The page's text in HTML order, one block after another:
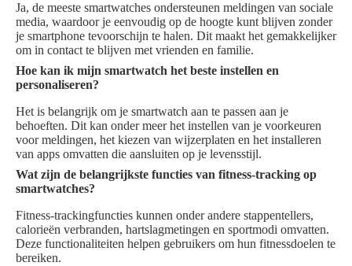
Ja, de meeste smartwatches ondersteunen meldingen van sociale
media, waardoor je eenvoudig op de hoogte kunt blijven zonder
je smartphone tevoorschijn te halen. Dit maakt het gemakkelijker
om in contact te blijven met vrienden en familie.
Hoe kan ik mijn smartwatch het beste instellen en
personaliseren?
Het is belangrijk om je smartwatch aan te passen aan je
behoeften. Dit kan onder meer het instellen van je voorkeuren
voor meldingen, het kiezen van wijzerplaten en het installeren
van apps omvatten die aansluiten op je levensstijl.
Wat zijn de belangrijkste functies van fitness-tracking op
smartwatches?
Fitness-trackingfuncties kunnen onder andere stappentellers,
calorieën verbranden, hartslagmetingen en sportmodi omvatten.
Deze functionaliteiten helpen gebruikers om hun fitnessdoelen te
bereiken.